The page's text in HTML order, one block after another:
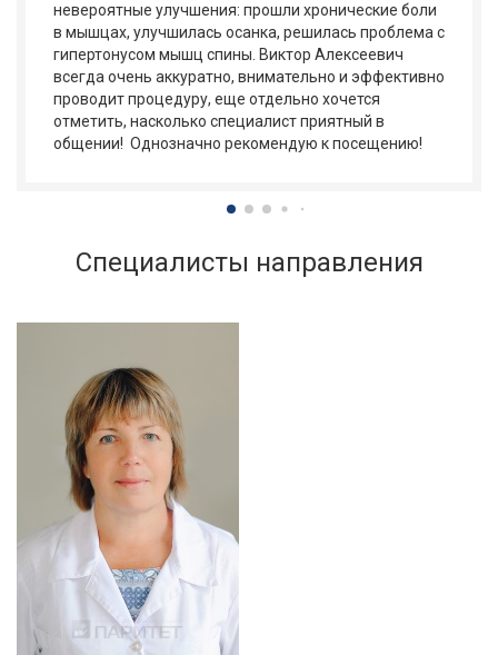
невероятные улучшения: прошли хронические боли
в мышцах, улучшилась осанка, решилась проблема с
гипертонусом мышц спины. Виктор Алексеевич
всегда очень аккуратно, внимательно и эффективно
проводит процедуру, еще отдельно хочется
отметить, насколько специалист приятный в
общении! Однозначно рекомендую к посещению!
Специалисты направления